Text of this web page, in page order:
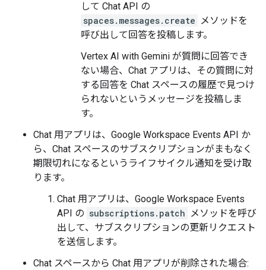
して Chat API の
spaces.messages.create メソッドを
呼び出して回答を投稿します。
Vertex AI with Gemini が質問に回答でき
ない場合、Chat アプリは、その質問に対
する回答を Chat スペースの履歴で見つけ
られないというメッセージを投稿しま
す。
Chat 用アプリは、Google Workspace Events API か
ら、Chat スペースのサブスクリプションがまもなく
期限切れになるというライフサイクル通知を受け取
ります。
Chat 用アプリは、Google Workspace Events
API の subscriptions.patch メソッドを呼び
出して、サブスクリプションの更新リクエスト
を送信します。
Chat スペースから Chat 用アプリが削除された場合: